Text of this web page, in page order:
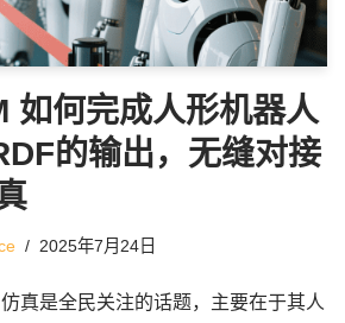
如何完成人形机器人
的输出，无缝对接
2025年7月24日
真是全民关注的话题，主要在于其人